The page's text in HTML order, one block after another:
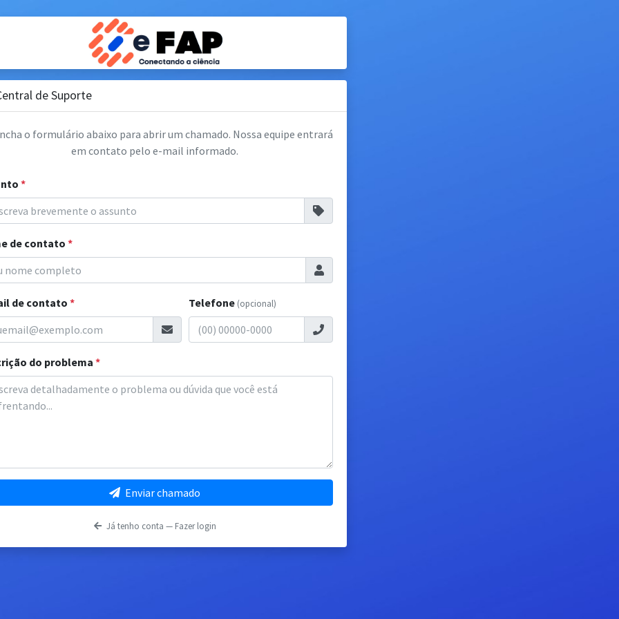
de Suporte
o formulário abaixo para abrir um chamado. Nossa equipe entrará
em contato pelo e-mail informado.
*
de contato *
de contato * Telefone (opcional)
do problema *
Enviar chamado
Já tenho conta — Fazer login